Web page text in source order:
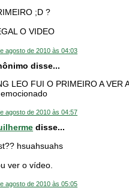
;D ?
O VIDEO
agosto de 2010 às 04:03
disse...
LEO FUI O PRIMEIRO A VER
agosto de 2010 às 04:57
disse...
hsuahsuahs
ver o vídeo.
agosto de 2010 às 05:05